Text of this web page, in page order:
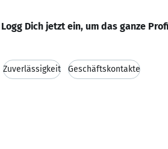
Logg Dich jetzt ein, um das ganze
Zuverlässigkeit Geschäftskontakte